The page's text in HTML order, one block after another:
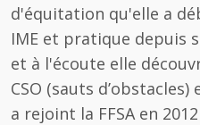
d'équitation qu'elle a
IME et pratique depuis
et à l'écoute elle
CSO (sauts
a rejoint la FFSA en